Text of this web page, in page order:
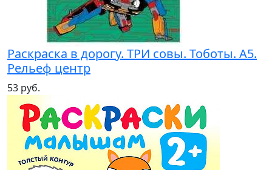
Раскраска в дорогу. ТРИ совы. Тоботы. А5.
Рельеф центр
53 руб.